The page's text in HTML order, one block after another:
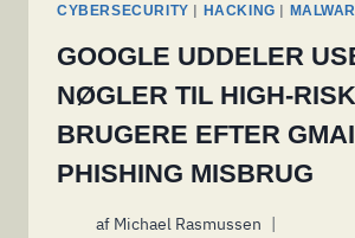
CYBERSECURITY | HACKING |
GOOGLE UDDELER
NØGLER TIL HIGH-
BRUGERE EFTER
PHISHING MISBRUG
af Michael Rasmussen